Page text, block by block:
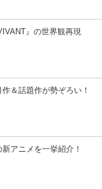
』の世界観再現
＆話題作が勢ぞろい！
アニメを一挙紹介！